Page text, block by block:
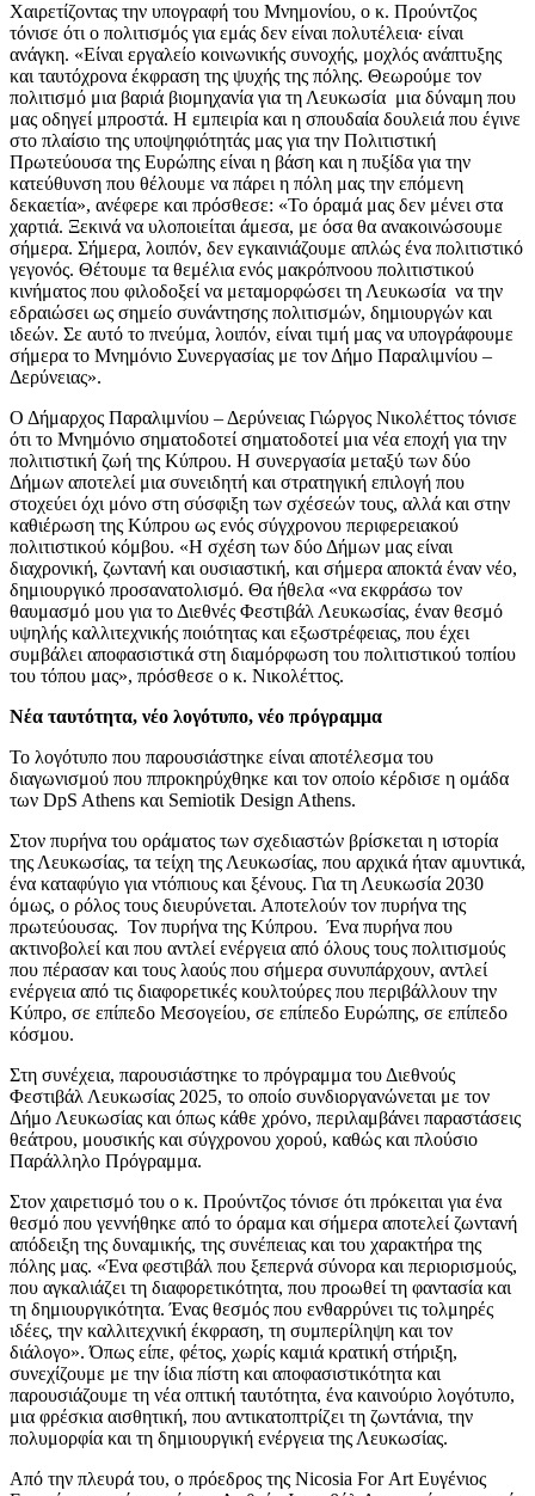
Χαιρετίζοντας την υπογραφή του Μνημονίου, ο κ. Προύντζος
τόνισε ότι o πολιτισμός για εμάς δεν είναι πολυτέλεια· είναι
ανάγκη. «Είναι εργαλείο κοινωνικής συνοχής, μοχλός ανάπτυξης
και ταυτόχρονα έκφραση της ψυχής της πόλης. Θεωρούμε τον
πολιτισμό μια βαριά βιομηχανία για τη Λευκωσία μια δύναμη που
μας οδηγεί μπροστά. Η εμπειρία και η σπουδαία δουλειά που έγινε
στο πλαίσιο της υποψηφιότητάς μας για την Πολιτιστική
Πρωτεύουσα της Ευρώπης είναι η βάση και η πυξίδα για την
κατεύθυνση που θέλουμε να πάρει η πόλη μας την επόμενη
δεκαετία», ανέφερε και πρόσθεσε: «Το όραμά μας δεν μένει στα
χαρτιά. Ξεκινά να υλοποιείται άμεσα, με όσα θα ανακοινώσουμε
σήμερα. Σήμερα, λοιπόν, δεν εγκαινιάζουμε απλώς ένα πολιτιστικό
γεγονός. Θέτουμε τα θεμέλια ενός μακρόπνοου πολιτιστικού
κινήματος που φιλοδοξεί να μεταμορφώσει τη Λευκωσία να την
εδραιώσει ως σημείο συνάντησης πολιτισμών, δημιουργών και
ιδεών. Σε αυτό το πνεύμα, λοιπόν, είναι τιμή μας να υπογράφουμε
σήμερα το Μνημόνιο Συνεργασίας με τον Δήμο Παραλιμνίου –
Δερύνειας».
Ο Δήμαρχος Παραλιμνίου – Δερύνειας Γιώργος Νικολέττος τόνισε
ότι το Μνημόνιο σηματοδοτεί σηματοδοτεί μια νέα εποχή για την
πολιτιστική ζωή της Κύπρου. Η συνεργασία μεταξύ των δύο
Δήμων αποτελεί μια συνειδητή και στρατηγική επιλογή που
στοχεύει όχι μόνο στη σύσφιξη των σχέσεών τους, αλλά και στην
καθιέρωση της Κύπρου ως ενός σύγχρονου περιφερειακού
πολιτιστικού κόμβου. «Η σχέση των δύο Δήμων μας είναι
διαχρονική, ζωντανή και ουσιαστική, και σήμερα αποκτά έναν νέο,
δημιουργικό προσανατολισμό. Θα ήθελα «να εκφράσω τον
θαυμασμό μου για το Διεθνές Φεστιβάλ Λευκωσίας, έναν θεσμό
υψηλής καλλιτεχνικής ποιότητας και εξωστρέφειας, που έχει
συμβάλει αποφασιστικά στη διαμόρφωση του πολιτιστικού τοπίου
του τόπου μας», πρόσθεσε ο κ. Νικολέττος.
Νέα ταυτότητα, νέο λογότυπο, νέο πρόγραμμα
Το λογότυπο που παρουσιάστηκε είναι αποτέλεσμα του
διαγωνισμού που ππροκηρύχθηκε και τον οποίο κέρδισε η ομάδα
των DpS Athens και Semiotik Design Athens.
Στον πυρήνα του οράματος των σχεδιαστών βρίσκεται η ιστορία
της Λευκωσίας, τα τείχη της Λευκωσίας, που αρχικά ήταν αμυντικά,
ένα καταφύγιο για ντόπιους και ξένους. Για τη Λευκωσία 2030
όμως, ο ρόλος τους διευρύνεται. Αποτελούν τον πυρήνα της
πρωτεύουσας. Τον πυρήνα της Κύπρου. Ένα πυρήνα που
ακτινοβολεί και που αντλεί ενέργεια από όλους τους πολιτισμούς
που πέρασαν και τους λαούς που σήμερα συνυπάρχουν, αντλεί
ενέργεια από τις διαφορετικές κουλτούρες που περιβάλλουν την
Κύπρο, σε επίπεδο Μεσογείου, σε επίπεδο Ευρώπης, σε επίπεδο
κόσμου.
Στη συνέχεια, παρουσιάστηκε το πρόγραμμα του Διεθνούς
Φεστιβάλ Λευκωσίας 2025, το οποίο συνδιοργανώνεται με τον
Δήμο Λευκωσίας και όπως κάθε χρόνο, περιλαμβάνει παραστάσεις
θεάτρου, μουσικής και σύγχρονου χορού, καθώς και πλούσιο
Παράλληλο Πρόγραμμα.
Στον χαιρετισμό του ο κ. Προύντζος τόνισε ότι πρόκειται για ένα
θεσμό που γεννήθηκε από το όραμα και σήμερα αποτελεί ζωντανή
απόδειξη της δυναμικής, της συνέπειας και του χαρακτήρα της
πόλης μας. «Ένα φεστιβάλ που ξεπερνά σύνορα και περιορισμούς,
που αγκαλιάζει τη διαφορετικότητα, που προωθεί τη φαντασία και
τη δημιουργικότητα. Ένας θεσμός που ενθαρρύνει τις τολμηρές
ιδέες, την καλλιτεχνική έκφραση, τη συμπερίληψη και τον
διάλογο». Όπως είπε, φέτος, χωρίς καμιά κρατική στήριξη,
συνεχίζουμε με την ίδια πίστη και αποφασιστικότητα και
παρουσιάζουμε τη νέα οπτική ταυτότητα, ένα καινούριο λογότυπο,
μια φρέσκια αισθητική, που αντικατοπτρίζει τη ζωντάνια, την
πολυμορφία και τη δημιουργική ενέργεια της Λευκωσίας.
Από την πλευρά του, ο πρόεδρος της Nicosia For Art Ευγένιος